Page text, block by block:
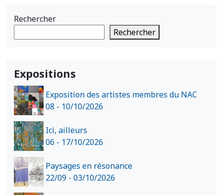
Rechercher
Rechercher
Expositions
Exposition des artistes membres du NAC
08 - 10/10/2026
Ici, ailleurs
06 - 17/10/2026
Paysages en résonance
22/09 - 03/10/2026